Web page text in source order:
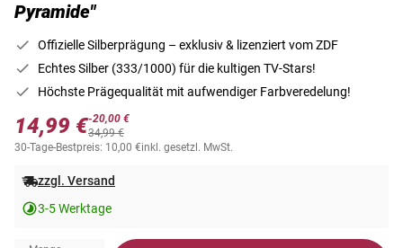
Pyramide"
Offizielle Silberprägung – exklusiv & lizenziert vom ZDF
Echtes Silber (333/1000) für die kultigen TV-Stars!
Höchste Prägequalität mit aufwendiger Farbveredelung!
14,99 €-20,00 €
34,99 €
30-Tage-Bestpreis: 10,00 €inkl. gesetzl. MwSt.
zzgl. Versand
3-5 Werktage